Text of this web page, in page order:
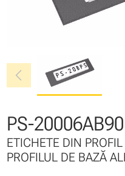
chevron_left
PS-
ETICHETE DIN
PROFILUL DE BAZĂ